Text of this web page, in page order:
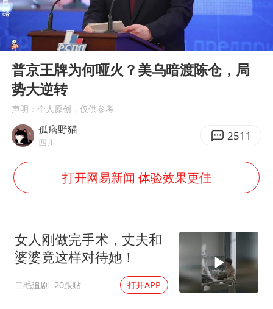
情侣在平潭拍日出时坠崖致一死一伤
香港正式允许“拒绝抢救”
视频丨中国东方电气集团原党组副书记、董事宋致远被查
杭州全市有序停课
直击东北超：哈尔滨vs通辽
香港宏福苑火灾或由烟头引起
酒店回应车内过夜被收150元
白海豚将正面袭击贯穿浙江
乐享全民健身 共筑健康中国
Play
00:00
普京王牌为何哑火？美乌暗渡陈仓，局
势大逆转
声明：个人原创，仅供参考
孤痞野猫
四川 2511
打开网易新闻 体验效果更佳
女人刚做完手术，丈夫和
婆婆竟这样对待她！
二毛追剧 20跟贴 打开APP